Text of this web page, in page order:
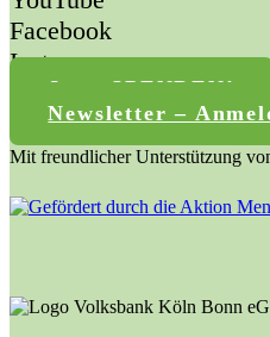
Facebook
Instagram
Jetzt SPENDEN!
Newsletter –
Mit freundlicher Unterstützung